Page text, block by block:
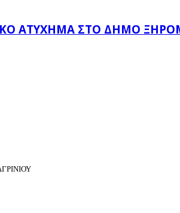
ΑΤΎΧΗΜΑ ΣΤΟ ΔΉΜΟ